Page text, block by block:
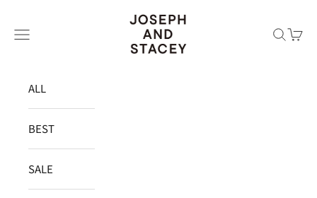
JOSEPH AND STACEY JAPAN
メニュー
検索カー
ALL
BEST
SALE